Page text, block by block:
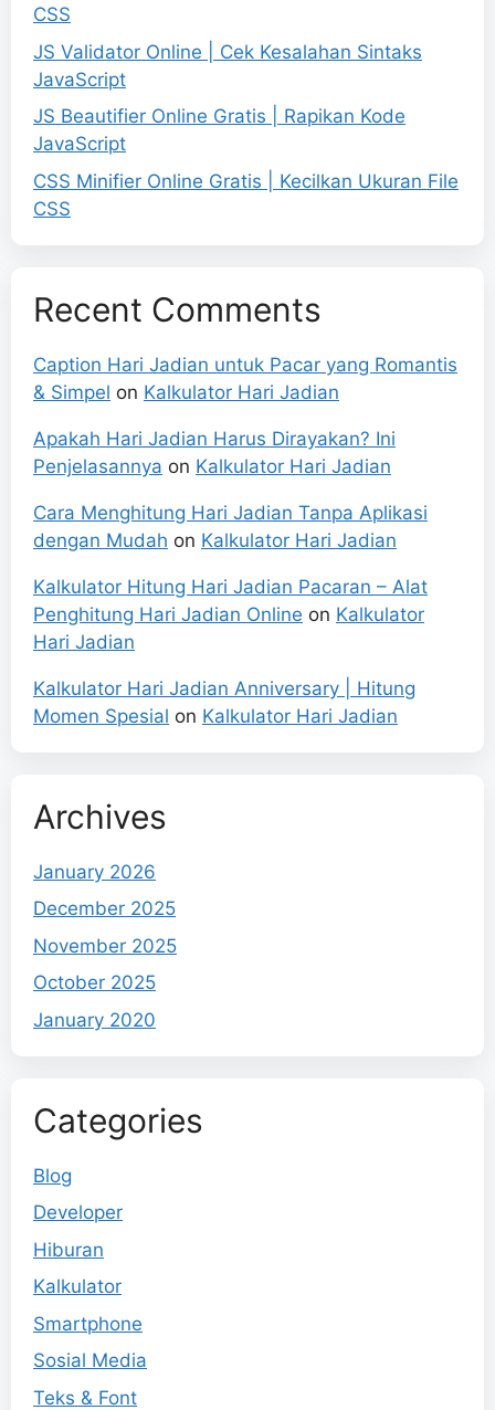
CSS
JS Validator Online | Cek Kesalahan Sintaks
JavaScript
JS Beautifier Online Gratis | Rapikan Kode
JavaScript
CSS Minifier Online Gratis | Kecilkan Ukuran File
CSS
Recent Comments
Caption Hari Jadian untuk Pacar yang Romantis
& Simpel on Kalkulator Hari Jadian
Apakah Hari Jadian Harus Dirayakan? Ini
Penjelasannya on Kalkulator Hari Jadian
Cara Menghitung Hari Jadian Tanpa Aplikasi
dengan Mudah on Kalkulator Hari Jadian
Kalkulator Hitung Hari Jadian Pacaran – Alat
Penghitung Hari Jadian Online on Kalkulator
Hari Jadian
Kalkulator Hari Jadian Anniversary | Hitung
Momen Spesial on Kalkulator Hari Jadian
Archives
January 2026
December 2025
November 2025
October 2025
January 2020
Categories
Blog
Developer
Hiburan
Kalkulator
Smartphone
Sosial Media
Teks & Font